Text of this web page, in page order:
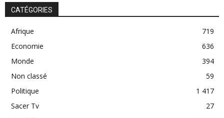
CATÉGORIES
Afrique
719
Economie
636
Monde
394
Non classé
59
Politique
1 417
Sacer Tv
27